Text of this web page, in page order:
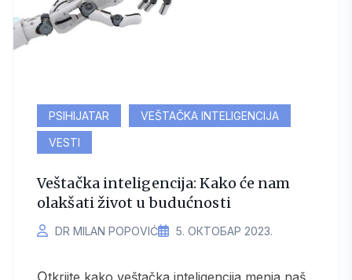
PSIHIJATAR
VEŠTAČKA INTELIGENCIJA
VESTI
Veštačka inteligencija: Kako će nam
olakšati život u budućnosti
DR MILAN POPOVIĆ 5. ОКТОБАР 2023.